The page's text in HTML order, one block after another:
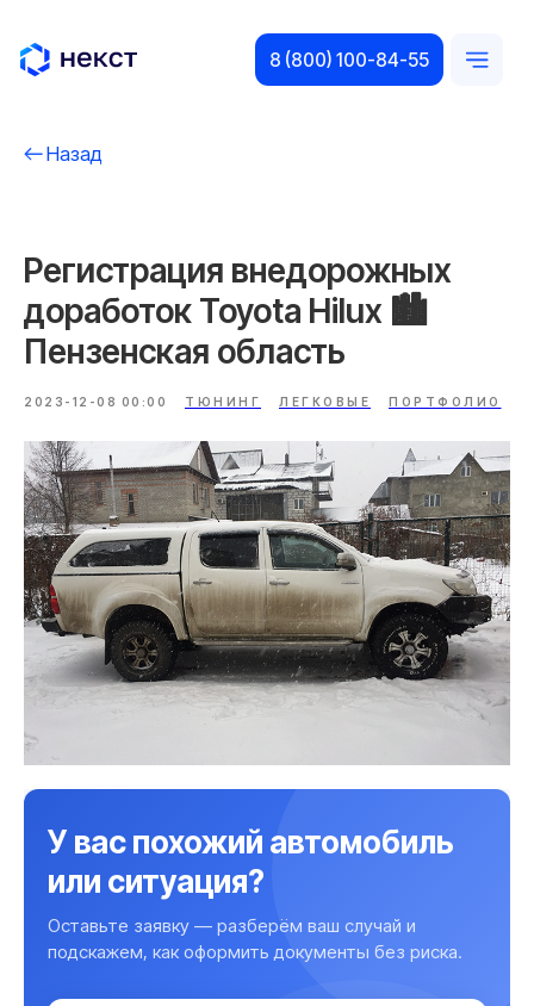
8 (800) 100-84-55
Регистрация внедорожных
доработок Toyota Hilux 🏙️
Пензенская область
2023-12-08 00:00 ТЮНИНГ ЛЕГКОВЫЕ ПОРТФОЛИО
У вас похожий автомобиль
или ситуация?
Оставьте заявку — разберём ваш случай и
подскажем, как оформить документы без риска.